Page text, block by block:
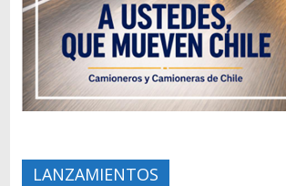
LANZAMIENTOS